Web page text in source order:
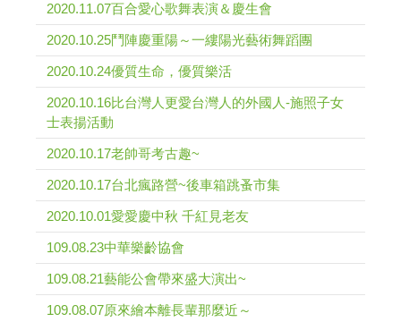
2020.11.07百合愛心歌舞表演＆慶生會
2020.10.25鬥陣慶重陽～一縷陽光藝術舞蹈團
2020.10.24優質生命，優質樂活
2020.10.16比台灣人更愛台灣人的外國人-施照子女
士表揚活動
2020.10.17老帥哥考古趣~
2020.10.17台北瘋路營~後車箱跳蚤市集
2020.10.01愛愛慶中秋 千紅見老友
109.08.23中華樂齡協會
109.08.21藝能公會帶來盛大演出~
109.08.07原來繪本離長輩那麼近～